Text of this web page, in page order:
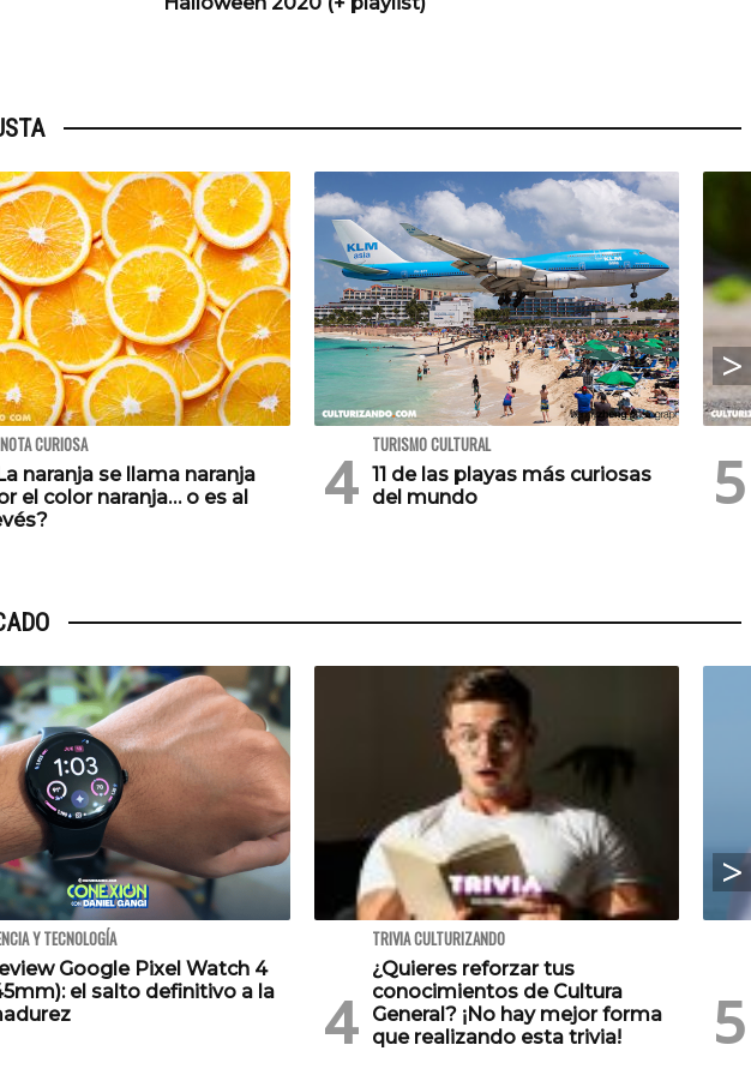
CURIOSA
naranja se llama naranja
el color naranja… o es al
TURISMO CULTURAL
11 de las playas más curiosas
del mundo
Y TECNOLOGÍA
Google Pixel Watch 4
el salto definitivo a la
TRIVIA CULTURIZANDO
¿Quieres reforzar tus
conocimientos de Cultura
General? ¡No hay mejor forma
que realizando esta trivia!